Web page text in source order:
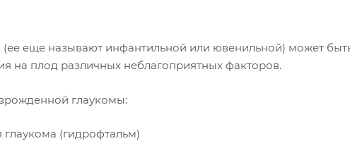
(ее еще называют инфантильной или ювенильной) может
на плод различных неблагоприятных факторов.
глаукомы:
(гидрофтальм)